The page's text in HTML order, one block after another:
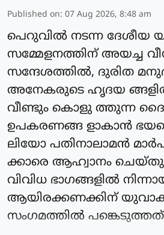
Published on: 07 Aug 2026, 8:48 am
പെറുവില്‍ നടന്ന
സമ്മേളനത്തിന് അയച്ച
സന്ദേശത്തില്‍, ദുരിത
അനേകരുടെ ഹൃദയ
വീണ്ടും കൊളു ത്തുന്ന
ഉപകരണങ്ങ ളാകാന്‍
ലിയോ പതിനാലാമന്‍
ക്കാരെ ആഹ്വാനം ചെയ്തു.
വിവിധ ഭാഗങ്ങളില്‍
ആയിരക്കണക്കിന്
സംഗമത്തില്‍